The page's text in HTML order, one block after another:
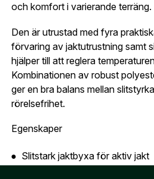
och komfort i varierande terräng.
Den är utrustad med fyra
förvaring av jaktutrustning samt
hjälper till att reglera
Kombinationen av robust
ger en bra balans mellan
rörelsefrihet.
Egenskaper
Slitstark jaktbyxa för aktiv jakt
Är du företag eller
konto hos oss får du
översikt över dina
uppgifter.
Är du en förening eller ett
oss så hjälper vi dig att
Telefon:*
Land:*
E-post:*
Verifiera e-post:*